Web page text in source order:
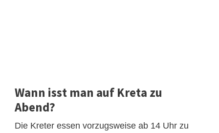
Wann isst man auf Kreta zu
Abend?
Die Kreter essen vorzugsweise ab 14 Uhr zu